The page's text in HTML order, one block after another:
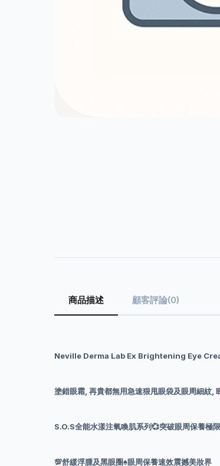
商品描述 顧客評論(0)
Neville Derma Lab Ex Brightening Eye
塗錯眼霜, 再貴都無用急速狠甩眼袋及眼周細紋,
S.O.S全能水漾注氧喚肌系列💞突破眼周保養極
💯舒緩浮腫及黑眼圈♠️眼周保養速效震撼美妝界